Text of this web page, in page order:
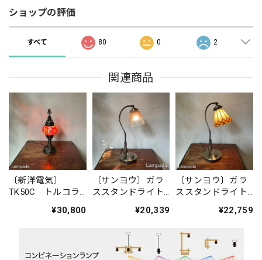
ショップの評価
すべて 80 0 2
関連商品
〔新洋電気〕
TK50C トルコラ
イト（オレンジ
¥30,800
〔サンヨウ〕ガラ
ススタンドライト
¥20,339
〔サンヨウ〕ガラ
ススタンドライト
¥22,759